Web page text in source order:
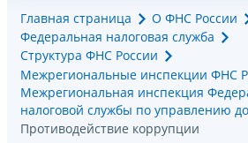
Главная страница
О ФНС России
Федеральная налоговая служба
Структура ФНС России
Межрегиональные инспекции ФНС
Межрегиональная инспекция
налоговой службы по управлению
Противодействие коррупции